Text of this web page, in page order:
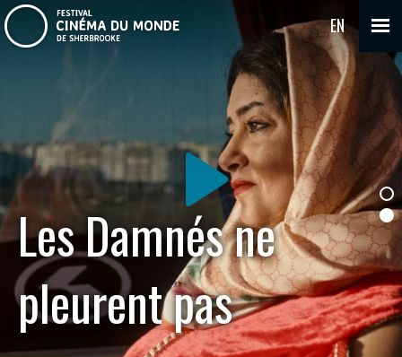
EN
Les Damnés ne
pleurent pas